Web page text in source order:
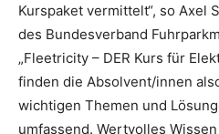
Kurspaket vermittelt“, so Axel
des Bundesverband
„Fleetricity – DER Kurs für
finden die Absolvent/innen
wichtigen Themen und
umfassend. Wertvolles